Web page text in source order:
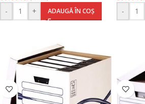
- + ADAUGĂ ÎN COȘ -